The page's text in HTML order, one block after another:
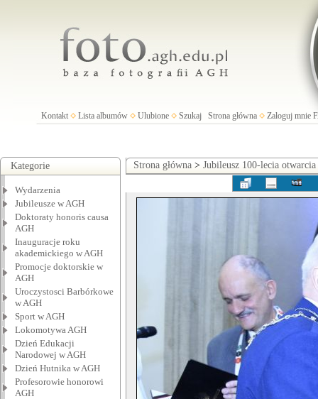
Kontakt Lista albumów Ulubione Szukaj Strona główna Zaloguj mnie
Kategorie
Wydarzenia
Jubileusze w AGH
Doktoraty honoris causa
AGH
Inauguracje roku
akademickiego w AGH
Promocje doktorskie w
AGH
Uroczystosci Barbórkowe
w AGH
Sport w AGH
Lokomotywa AGH
Dzień Edukacji
Narodowej w AGH
Dzień Hutnika w AGH
Profesorowie honorowi
AGH
Strona główna > Jubileusz 100-lecia